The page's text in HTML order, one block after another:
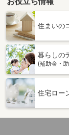
住まいの
暮らしの
(補助金・
住宅ロー